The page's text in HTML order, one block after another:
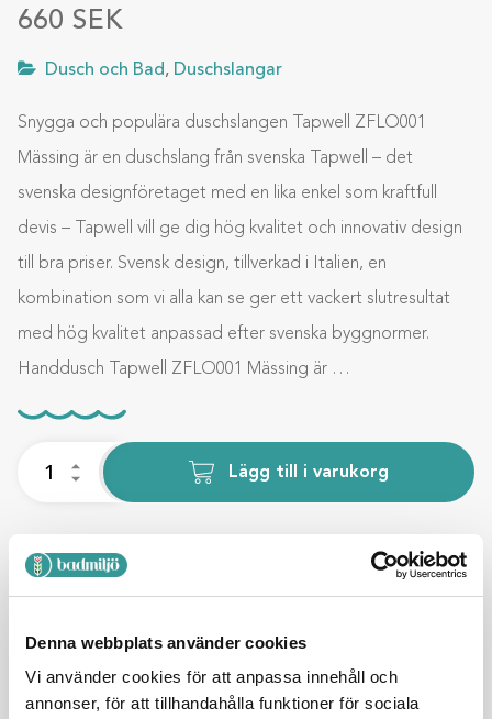
Denna webbplats använder cookies
Vi använder cookies för att anpassa innehåll och
annonser, för att tillhandahålla funktioner för sociala
660 SEK
Dusch och Bad, Duschslangar
Snygga och populära duschslangen Tapwell ZFLO001
Mässing är en duschslang från svenska Tapwell – det
svenska designföretaget med en lika enkel som kraftfull
devis – Tapwell vill ge dig hög kvalitet och innovativ design
till bra priser. Svensk design, tillverkad i Italien, en
kombination som vi alla kan se ger ett vackert slutresultat
med hög kvalitet anpassad efter svenska byggnormer.
Handdusch Tapwell ZFLO001 Mässing är …
Lägg till i varukorg
BESKRIVNING
DU KANSKE OCKSÅ GILLAR …